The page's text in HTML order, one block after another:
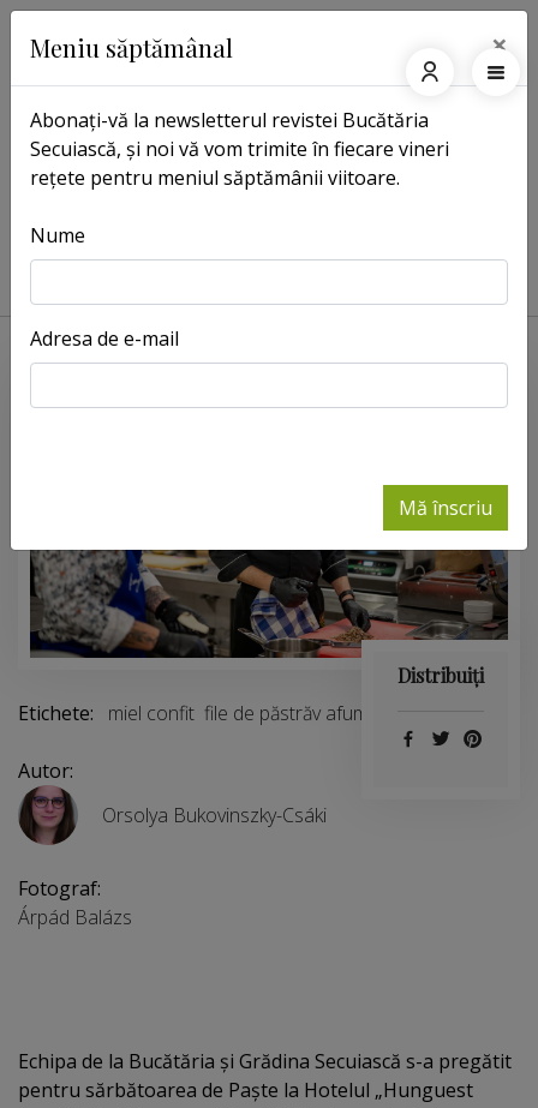
Pagina principală Revista
Mese festive cu 20 de ani de
Distribuiți
Etichete: miel confit file de păstrăv afumat
Autor:
Orsolya Bukovinszky-Csáki
Fotograf:
Árpád Balázs
Echipa de la Bucătăria și Grădina Secuiască s-a pregătit
pentru sărbătoarea de Paște la Hotelul „Hunguest
Meniu săptămânal ×
Abonați-vă la newsletterul revistei Bucătăria
Secuiască, și noi vă vom trimite în fiecare vineri
rețete pentru meniul săptămânii viitoare.
Nume
Adresa de e-mail
Mă înscriu